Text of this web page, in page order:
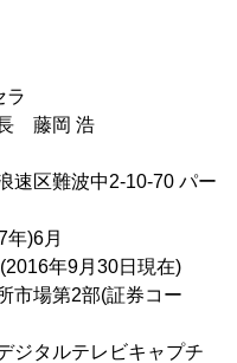
ラ
藤岡 浩
中2-10-70 パー
)6月
年9月30日現在)
市場第2部(証券コー
タルテレビキャプチ